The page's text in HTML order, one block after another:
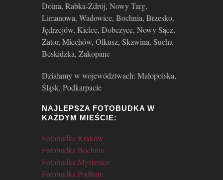
Dolna, Rabka-Zdrój, Nowy Targ,
Limanowa, Wadowice, Bochnia, Brzesko,
Jędrzejów, Kielce, Dobczyce, Nowy Sącz,
Zator, Miechów, Olkusz, Skawina, Sucha
Beskidzka, Zakopane
Działamy w województwach: Małopolska,
Śląsk, Podkarpacie
NAJLEPSZA FOTOBUDKA W
KAŻDYM MIEŚCIE:
Fotobudka Kraków
Fotobudka Bochnia
Fotobudka Myślenice
Fotobudka Podhale